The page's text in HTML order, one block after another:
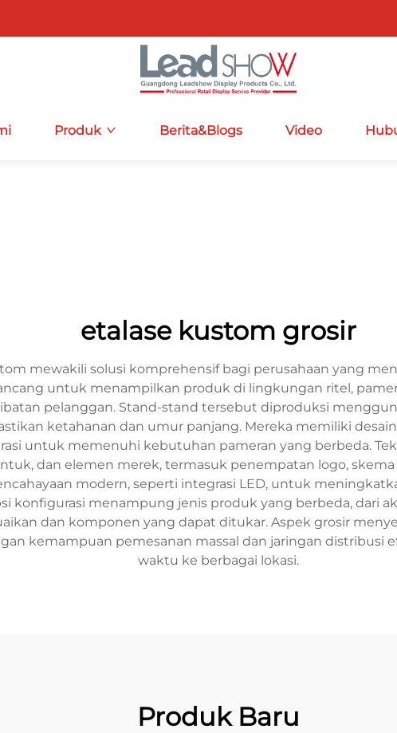
Produk Berita&Blogs Video
etalase kustom grosir
mewakili solusi komprehensif bagi perusahaan yang
untuk menampilkan produk di lingkungan ritel,
pelanggan. Stand-stand tersebut diproduksi
ketahanan dan umur panjang. Mereka memiliki
untuk memenuhi kebutuhan pameran yang berbeda.
dan elemen merek, termasuk penempatan logo,
modern, seperti integrasi LED, untuk
konfigurasi menampung jenis produk yang berbeda, dari
dan komponen yang dapat ditukar. Aspek grosir
kemampuan pemesanan massal dan jaringan distribusi
waktu ke berbagai lokasi.
Produk Baru